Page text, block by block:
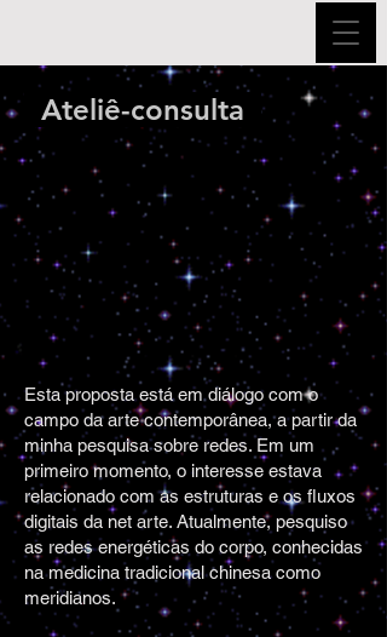
Ateliê-consulta
Esta proposta está em diálogo com o
campo da arte contemporânea, a partir da
minha pesquisa sobre redes. Em um
primeiro momento, o interesse estava
relacionado com as estruturas e os fluxos
digitais da net arte. Atualmente, pesquiso
as redes energéticas do corpo, conhecidas
na medicina tradicional chinesa como
meridianos.